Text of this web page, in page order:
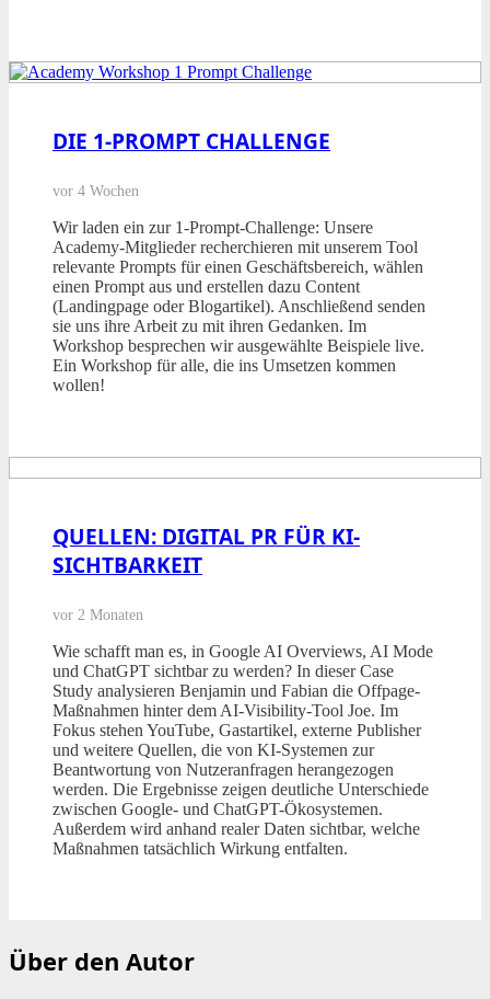
DIE 1-PROMPT CHALLENGE
vor 4 Wochen
Wir laden ein zur 1-Prompt-Challenge: Unsere
Academy-Mitglieder recherchieren mit unserem Tool
relevante Prompts für einen Geschäftsbereich, wählen
einen Prompt aus und erstellen dazu Content
(Landingpage oder Blogartikel). Anschließend senden
sie uns ihre Arbeit zu mit ihren Gedanken. Im
Workshop besprechen wir ausgewählte Beispiele live.
Ein Workshop für alle, die ins Umsetzen kommen
wollen!
QUELLEN: DIGITAL PR FÜR KI-
SICHTBARKEIT
vor 2 Monaten
Wie schafft man es, in Google AI Overviews, AI Mode
und ChatGPT sichtbar zu werden? In dieser Case
Study analysieren Benjamin und Fabian die Offpage-
Maßnahmen hinter dem AI-Visibility-Tool Joe. Im
Fokus stehen YouTube, Gastartikel, externe Publisher
und weitere Quellen, die von KI-Systemen zur
Beantwortung von Nutzeranfragen herangezogen
werden. Die Ergebnisse zeigen deutliche Unterschiede
zwischen Google- und ChatGPT-Ökosystemen.
Außerdem wird anhand realer Daten sichtbar, welche
Maßnahmen tatsächlich Wirkung entfalten.
Über den Autor